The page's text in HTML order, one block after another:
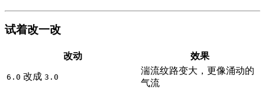
试着改一改
改动 效果
6.0 改成 3.0
湍流纹路变大，更像涌动的
气流